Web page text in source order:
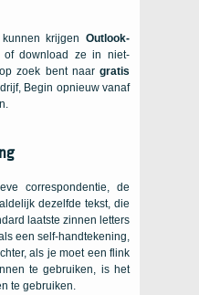
krijgen Outlook-
of download ze in niet-
zoek bent naar gratis
Begin opnieuw vanaf
correspondentie, de
dezelfde tekst, die
laatste zinnen letters
een self-handtekening,
als je moet een flink
te gebruiken, is het
te gebruiken.